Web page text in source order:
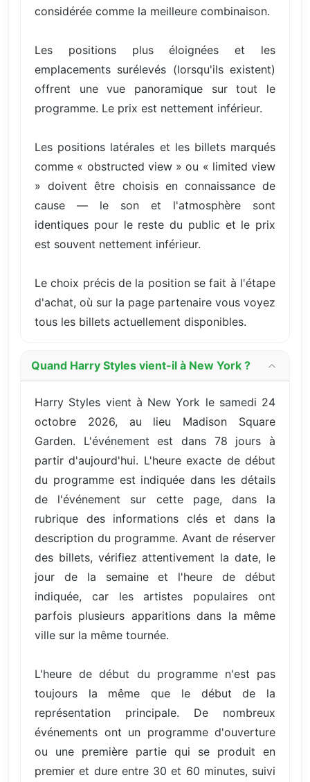
considérée comme la meilleure combinaison.
Les positions plus éloignées et les
emplacements surélevés (lorsqu'ils existent)
offrent une vue panoramique sur tout le
programme. Le prix est nettement inférieur.
Les positions latérales et les billets marqués
comme « obstructed view » ou « limited view
» doivent être choisis en connaissance de
cause — le son et l'atmosphère sont
identiques pour le reste du public et le prix
est souvent nettement inférieur.
Le choix précis de la position se fait à l'étape
d'achat, où sur la page partenaire vous voyez
tous les billets actuellement disponibles.
Quand Harry Styles vient-il à New York ?
Harry Styles vient à New York le samedi 24
octobre 2026, au lieu Madison Square
Garden. L'événement est dans 78 jours à
partir d'aujourd'hui. L'heure exacte de début
du programme est indiquée dans les détails
de l'événement sur cette page, dans la
rubrique des informations clés et dans la
description du programme. Avant de réserver
des billets, vérifiez attentivement la date, le
jour de la semaine et l'heure de début
indiquée, car les artistes populaires ont
parfois plusieurs apparitions dans la même
ville sur la même tournée.
L'heure de début du programme n'est pas
toujours la même que le début de la
représentation principale. De nombreux
événements ont un programme d'ouverture
ou une première partie qui se produit en
premier et dure entre 30 et 60 minutes, suivi